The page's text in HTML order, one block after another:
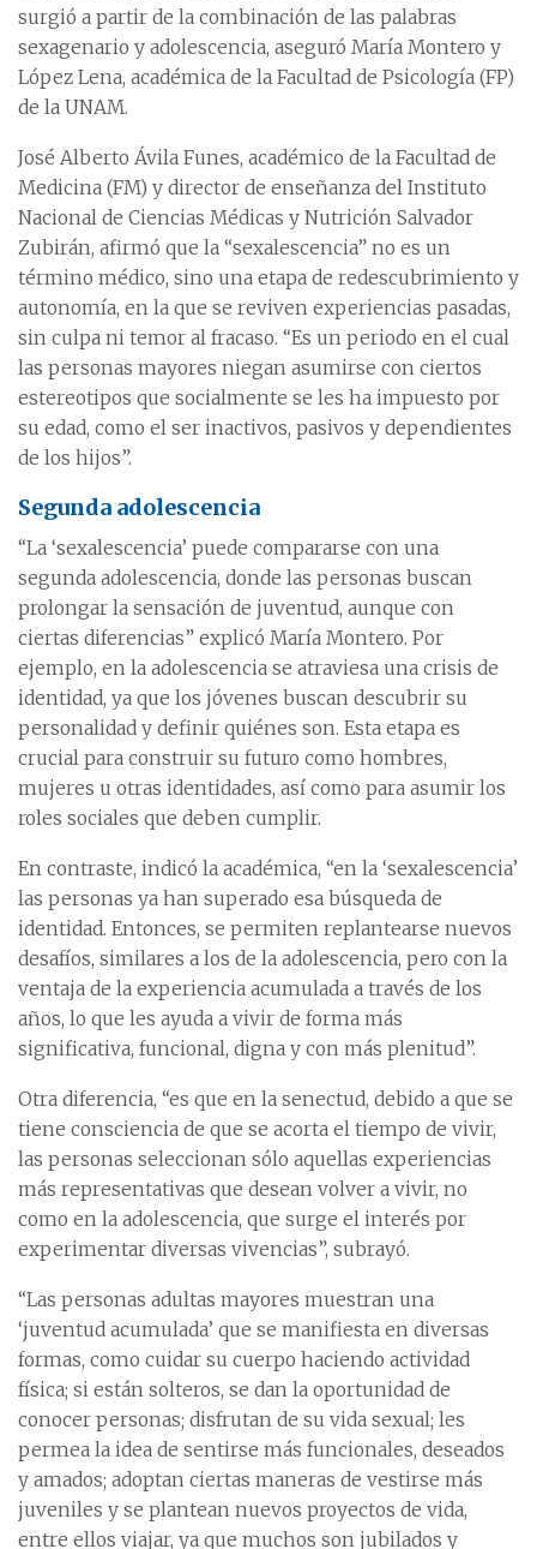
surgió a partir de la combinación de las palabras
sexagenario y adolescencia, aseguró María Montero y
López Lena, académica de la Facultad de Psicología (FP)
de la UNAM.
José Alberto Ávila Funes, académico de la Facultad de
Medicina (FM) y director de enseñanza del Instituto
Nacional de Ciencias Médicas y Nutrición Salvador
Zubirán, afirmó que la “sexalescencia” no es un
término médico, sino una etapa de redescubrimiento y
autonomía, en la que se reviven experiencias pasadas,
sin culpa ni temor al fracaso. “Es un periodo en el cual
las personas mayores niegan asumirse con ciertos
estereotipos que socialmente se les ha impuesto por
su edad, como el ser inactivos, pasivos y dependientes
de los hijos”.
Segunda adolescencia
“La ‘sexalescencia’ puede compararse con una
segunda adolescencia, donde las personas buscan
prolongar la sensación de juventud, aunque con
ciertas diferencias” explicó María Montero. Por
ejemplo, en la adolescencia se atraviesa una crisis de
identidad, ya que los jóvenes buscan descubrir su
personalidad y definir quiénes son. Esta etapa es
crucial para construir su futuro como hombres,
mujeres u otras identidades, así como para asumir los
roles sociales que deben cumplir.
En contraste, indicó la académica, “en la ‘sexalescencia’
las personas ya han superado esa búsqueda de
identidad. Entonces, se permiten replantearse nuevos
desafíos, similares a los de la adolescencia, pero con la
ventaja de la experiencia acumulada a través de los
años, lo que les ayuda a vivir de forma más
significativa, funcional, digna y con más plenitud”.
Otra diferencia, “es que en la senectud, debido a que se
tiene consciencia de que se acorta el tiempo de vivir,
las personas seleccionan sólo aquellas experiencias
más representativas que desean volver a vivir, no
como en la adolescencia, que surge el interés por
experimentar diversas vivencias”, subrayó.
“Las personas adultas mayores muestran una
‘juventud acumulada’ que se manifiesta en diversas
formas, como cuidar su cuerpo haciendo actividad
física; si están solteros, se dan la oportunidad de
conocer personas; disfrutan de su vida sexual; les
permea la idea de sentirse más funcionales, deseados
y amados; adoptan ciertas maneras de vestirse más
juveniles y se plantean nuevos proyectos de vida,
entre ellos viajar, ya que muchos son jubilados y